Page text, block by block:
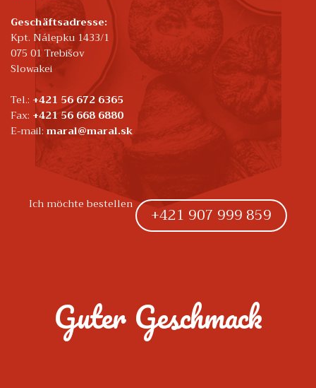
Geschäftsadresse:
Kpt. Nálepku 1433/1
075 01 Trebišov
Slowakei
Tel.: +421 56 672 6365
Fax: +421 56 668 6880
E-mail:maral@maral.sk
Ich möchte bestellen +421 907 999 859
Guter Geschmack